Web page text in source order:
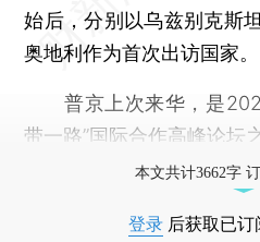
始后，分别以乌兹别克斯
奥地利作为首次出访国家。
普京上次来华，是
带一路”国际合作高峰论坛
本文共计3662字
登录 后获取已